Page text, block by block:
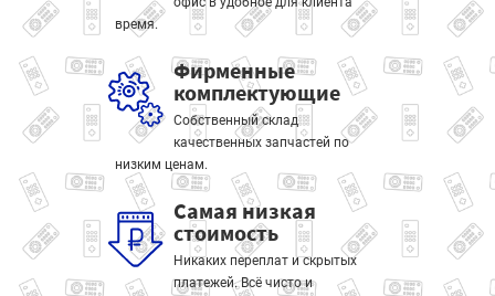
время.
Фирменные
комплектующие
Собственный склад
качественных запчастей по
низким ценам.
Самая низкая
стоимость
Никаких переплат и скрытых
платежей. Всё чисто и